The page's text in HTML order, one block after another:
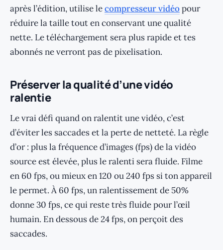
après l’édition, utilise lecompresseur vidéopour
réduire la taille tout en conservant une qualité
nette. Le téléchargement sera plus rapide et tes
abonnés ne verront pas de pixelisation.
Préserver la qualité d’une vidéo
ralentie
Le vrai défi quand on ralentit une vidéo, c’est
d’éviter les saccades et la perte de netteté. La règle
d’or : plus la fréquence d’images (fps) de la vidéo
source est élevée, plus le ralenti sera fluide. Filme
en 60 fps, ou mieux en 120 ou 240 fps si ton appareil
le permet. À 60 fps, un ralentissement de 50%
donne 30 fps, ce qui reste très fluide pour l’œil
humain. En dessous de 24 fps, on perçoit des
saccades.